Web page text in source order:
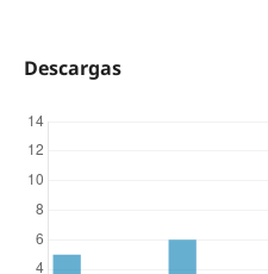
Descargas